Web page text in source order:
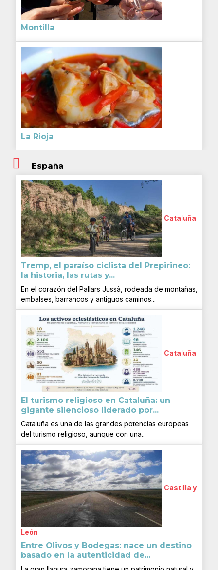
Montilla
La Rioja
España
Cataluña
Tremp, el paraíso ciclista del Prepirineo:
la historia, las rutas y...
En el corazón del Pallars Jussà, rodeada de montañas,
embalses, barrancos y antiguos caminos...
Cataluña
El turismo religioso en Cataluña: un
gigante silencioso liderado por...
Cataluña es una de las grandes potencias europeas
del turismo religioso, aunque con una...
Castilla y
León
Entre Olivos y Bodegas: nace un destino
basado en la autenticidad de...